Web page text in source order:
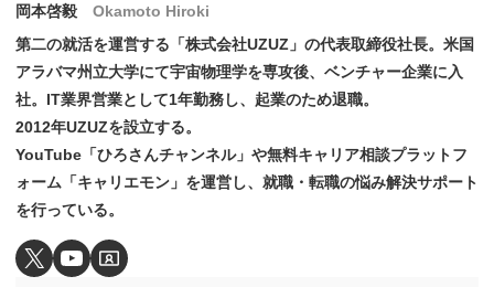
岡本啓毅
Okamoto Hiroki
第二の就活を運営する「株式会社UZUZ」の代表取締役社長。米国
アラバマ州立大学にて宇宙物理学を専攻後、ベンチャー企業に入
社。IT業界営業として1年勤務し、起業のため退職。
2012年UZUZを設立する。
YouTube「ひろさんチャンネル」や無料キャリア相談プラットフ
ォーム「キャリエモン」を運営し、就職・転職の悩み解決サポート
を行っている。